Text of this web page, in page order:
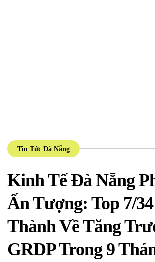
Tin Tức Đà Nẵng
Kinh Tế Đà Nẵng
Ấn Tượng: Top 7/
Thành Về Tăng
GRDP Trong 9